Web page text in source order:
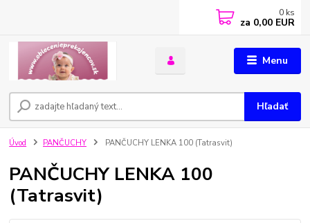
Menu
Hľadať
0 ks
za 0,00 EUR
Úvod PANČUCHY PANČUCHY LENKA 100 (Tatrasvit)
PANČUCHY LENKA 100
(Tatrasvit)